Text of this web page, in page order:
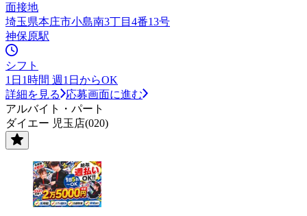
面接地
埼玉県本庄市小島南3丁目4番13号
神保原駅
シフト
1日1時間 週1日からOK
詳細を見る
応募画面に進む
アルバイト・パート
ダイエー 児玉店(020)